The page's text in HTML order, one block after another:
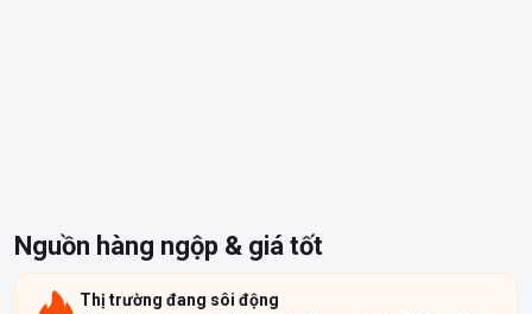
Nguồn hàng ngộp & giá tốt
Thị trường đang sôi động